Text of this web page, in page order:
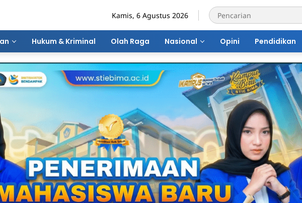
Kamis, 6 Agustus 2026
Hukum & Kriminal Olah Raga Nasional Opini Pendidikan